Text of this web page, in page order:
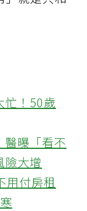
忙！50歲
曝「看不
險大增
用付房租